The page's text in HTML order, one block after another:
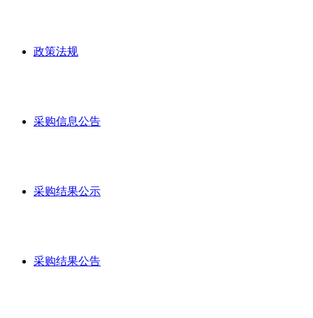
政策法规
采购信息公告
采购结果公示
采购结果公告